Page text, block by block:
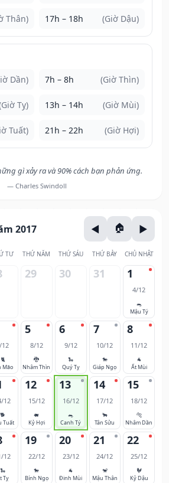
Thân) 17h – 18h (Giờ Dậu)
Dần) 7h – 8h (Giờ Thìn)
Tỵ) 13h – 14h (Giờ Mùi)
Tuất) 21h – 22h (Giờ Hợi)
gì xảy ra và 90% cách bạn phản ứng.
— Charles Swindoll
2017
TƯ THỨ NĂM THỨ SÁU THỨ BẢY CHỦ NHẬT
29 30 31 1
4/12
🐀
Mậu Tý
12
🐈
Mão
5
8/12
🐉
Nhâm Thìn
6
9/12
🐍
Quý Tỵ
7
10/12
🐎
Giáp Ngọ
8
11/12
🐐
Ất Mùi
12
🐕
Tuất
12
15/12
🐖
Kỷ Hợi
13
16/12
🐀
Canh Tý
14
17/12
🐂
Tân Sửu
15
18/12
🐅
Nhâm Dần
12
🐍
Tỵ
19
22/12
🐎
Bính Ngọ
20
23/12
🐐
Đinh Mùi
21
24/12
🐒
Mậu Thân
22
25/12
🐓
Kỷ Dậu